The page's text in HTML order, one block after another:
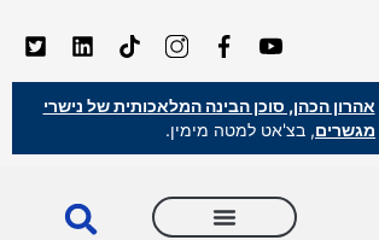
אהרון הכהן, סוכן הבינה המלאכותית של נישרי
מגשרים, בצ'אט למטה מימין.